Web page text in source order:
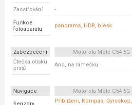
Zaostřování -
Funkce
fotoaparátu
panorama, HDR, blesk
Zabezpečení Motorola Moto G54 5G
Čtečka otisku
prstů
Ano, na rámečku
Navigace Motorola Moto G54 5G
Přiblížení, Kompas, Gyroskop,